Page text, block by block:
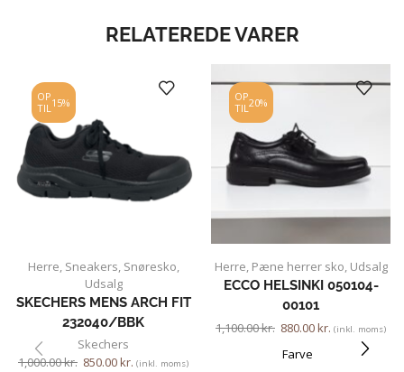
RELATEREDE VARER
OP
TIL15%
Herre, Sneakers, Snøresko,
Udsalg
SKECHERS MENS ARCH FIT
232040/BBK
Skechers
1,000.00kr. 850.00kr. (inkl. moms)
OP
TIL20%
Herre, Pæne herrer sko, Udsalg
ECCO HELSINKI 050104-
00101
1,100.00kr. 880.00kr. (inkl. moms)
Farve